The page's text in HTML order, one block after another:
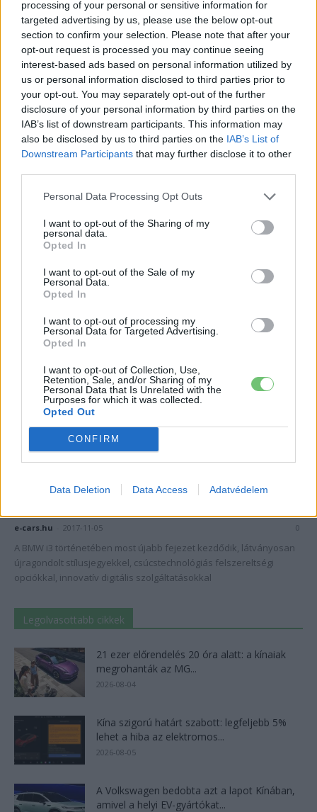
processing of your personal or sensitive information for
targeted advertising by us, please use the below opt-out
section to confirm your selection. Please note that after your
opt-out request is processed you may continue seeing
interest-based ads based on personal information utilized by
us or personal information disclosed to third parties prior to
your opt-out. You may separately opt-out of the further
disclosure of your personal information by third parties on the
IAB’s list of downstream participants. This information may
also be disclosed by us to third parties on the IAB’s List of
Downstream Participants that may further disclose it to other
Personal Data Processing Opt Outs
I want to opt-out of the Sharing of my
personal data.
Opted In
I want to opt-out of the Sale of my
Personal Data.
Opted In
I want to opt-out of processing my
Personal Data for Targeted Advertising.
Opted In
I want to opt-out of Collection, Use,
Retention, Sale, and/or Sharing of my
Personal Data that Is Unrelated with the
Purposes for which it was collected.
Opted Out
CONFIRM
Data Deletion Data Access Adatvédelem
e-cars.hu - 2019-10-24
A Mazda a Tokiói Autószalonon mutatta be első tisztán elektromos
modelljét, az MX-30-at.
Magyarország
Rendelhető az új Nissan Leaf
Több, mint 300.000 eladott autó és közel 3,5 milliárd megtett
kilométer.
Már rendelhető a sportosabb BMW i3s
e-cars.hu 2017-11-05 0
A BMW i3 történetében most újabb fejezet kezdődik, látványosan
újragondolt stílusjegyekkel, csúcstechnológiás felszereltségi
opciókkal, innovatív digitális szolgáltatásokkal
Legolvasottabb cikkek
21 ezer előrendelés 20 óra alatt: a kínaiak
megrohanták az MG...
2026-08-04
Kína szigorú határt szabott: legfeljebb 5%
lehet a hiba az elektromos...
2026-08-05
A Volkswagen bedobta azt a lapot Kínában,
amivel a helyi EV-gyártókat...